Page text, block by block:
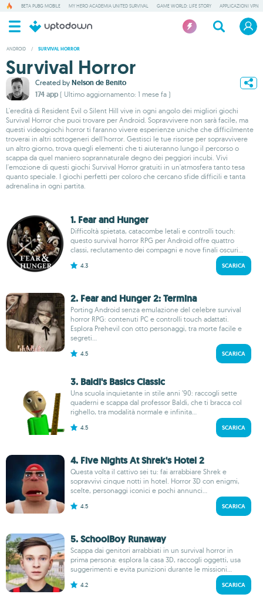
BETA PUBG MOBILE MY HERO ACADEMIA UNITED SURVIVAL GAME WORLD: LIFE STORY APPLICAZIONI VPN
ANDROID / SURVIVAL HORROR
Survival Horror
Created by Nelson de Benito
174 app ( Ultimo aggiornamento: 1 mese fa )
L'eredità di Resident Evil o Silent Hill vive in ogni angolo dei migliori giochi
Survival Horror che puoi trovare per Android. Sopravvivere non sarà facile, ma
questi videogiochi horror ti faranno vivere esperienze uniche che difficilmente
troverai in altri sottogeneri dell'horror. Gestisci le tue risorse per sopravvivere
un altro giorno, trova quegli elementi che ti aiuteranno lungo il percorso o
scappa da quel maniero soprannaturale degno dei peggiori incubi. Vivi
l'emozione di questi giochi Survival Horror gratuiti in un'atmosfera tanto tesa
quanto speciale. I giochi perfetti per coloro che cercano sfide difficili e tanta
adrenalina in ogni partita.
1. Fear and Hunger
Difficoltà spietata, catacombe letali e controlli touch:
questo survival horror RPG per Android offre quattro
classi, reclutamento dei compagni e nove finali oscuri...
4.3 SCARICA
2. Fear and Hunger 2: Termina
Porting Android senza emulazione del celebre survival
horror RPG: contenuti PC e controlli touch adattati.
Esplora Prehevil con otto personaggi, tra morte facile e
segreti...
4.5 SCARICA
3. Baldi's Basics Classic
Una scuola inquietante in stile anni ’90: raccogli sette
quaderni e scappa dal professor Baldi, che ti bracca col
righello, tra modalità normale e infinita...
4.5 SCARICA
4. Five Nights At Shrek's Hotel 2
Questa volta il cattivo sei tu: fai arrabbiare Shrek e
sopravvivi cinque notti in hotel. Horror 3D con enigmi,
scelte, personaggi iconici e pochi annunci...
4.5 SCARICA
5. SchoolBoy Runaway
Scappa dai genitori arrabbiati in un survival horror in
prima persona: esplora la casa 3D, raccogli oggetti, usa
suggerimenti e evita punizioni durante le missioni...
4.2 SCARICA